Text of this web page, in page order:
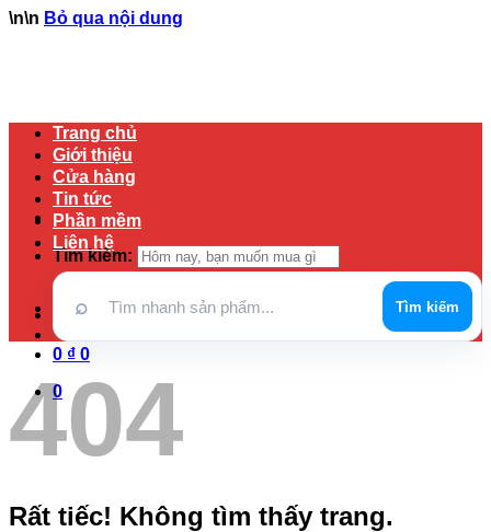
\n\n Bỏ qua nội dung
Tìm kiếm:
Đăng nhập / Đăng ký
0 ₫ 0
0
Trang chủ
Giới thiệu
Cửa hàng
Tin tức
Phần mềm
Liên hệ
⌕ Tìm kiếm
404
Rất tiếc! Không tìm thấy trang.